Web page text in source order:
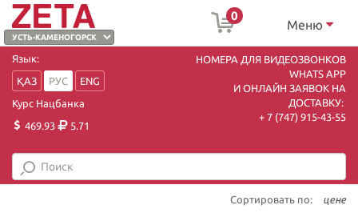
0
Меню
Язык:
ҚАЗ
РУС
ENG
Курс Нацбанка
469.93
5.71
НОМЕРА ДЛЯ ВИДЕОЗВОНКОВ
WHATS APP
И ОНЛАЙН ЗАЯВОК НА
ДОСТАВКУ:
+ 7 (747) 915-43-55
Сортировать по: цене